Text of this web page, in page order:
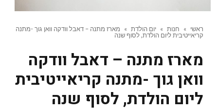
ראשי » חנות » יום הולדת »
מארז מתנה – דאבל וודקה וואן גוך -מתנה
קריאייטיבית ליום הולדת, לסוף שנה
מארז מתנה – דאבל וודקה
וואן גוך -מתנה קריאייטיבית
ליום הולדת, לסוף שנה